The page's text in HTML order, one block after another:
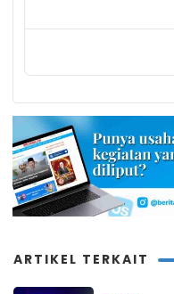
ARTIKEL TERKAIT